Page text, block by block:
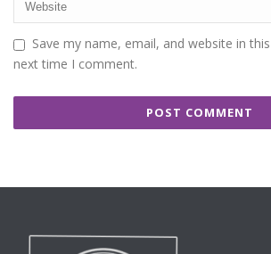
Save my name, email, and website in
next time I comment.